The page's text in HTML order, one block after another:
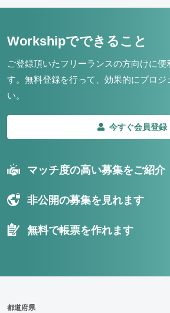
Workshipでできること
ご登録頂いたフリーランスの方向けに便
す。 無料登録を行って、効果的にプロジ
い。
今すぐ会員登録
マッチ度の高い募集をご紹介
非公開の募集を見れます
無料で帳票を作れます
都道府県